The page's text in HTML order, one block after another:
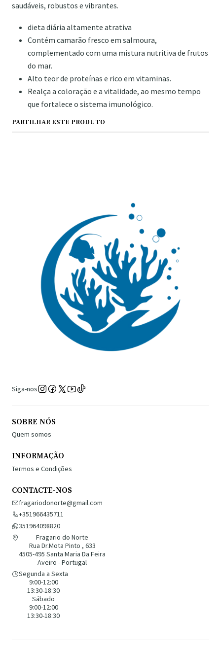
saudáveis, robustos e vibrantes.
dieta diária altamente atrativa
Contém camarão fresco em salmoura,
complementado com uma mistura nutritiva de frutos
do mar.
Alto teor de proteínas e rico em vitaminas.
Realça a coloração e a vitalidade, ao mesmo tempo
que fortalece o sistema imunológico.
PARTILHAR ESTE PRODUTO
Siga-nos
SOBRE NÓS
Quem somos
INFORMAÇÃO
Termos e Condições
CONTACTE-NOS
fragariodonorte@gmail.com
+351966435711
351964098820
Fragario do Norte
Rua Dr.Mota Pinto , 633
4505-495 Santa Maria Da Feira
Aveiro - Portugal
Segunda a Sexta
9:00-12:00
13:30-18:30
Sábado
9:00-12:00
13:30-18:30